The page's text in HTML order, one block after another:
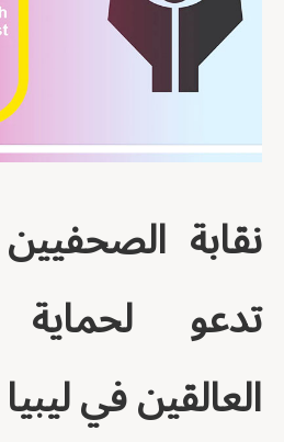
نقابة
تدعو
العالقين في ليبيا